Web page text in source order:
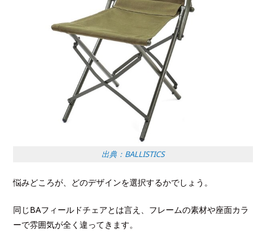
出典：BALLISTICS
悩みどころが、どのデザインを選択するかでしょう。
同じBAフィールドチェアとは言え、フレームの素材や座面カラ
ーで雰囲気が全く違ってきます。